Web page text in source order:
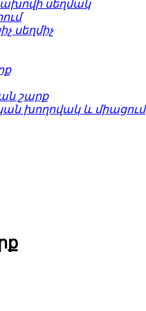
սեղմակ
սեղմիչ
շարք
խողովակ և միացում